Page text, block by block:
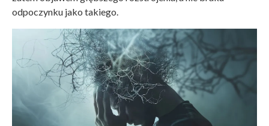
odpoczynku jako takiego.